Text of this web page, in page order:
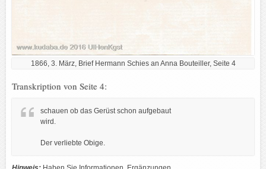
1866, 3. März, Brief Hermann Schies an Anna Bouteiller, Seite 4
Transkription von Seite 4:
schauen ob das Gerüst schon aufgebaut
wird.
Der verliebte Obige.